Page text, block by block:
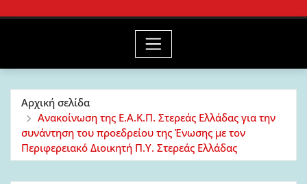
Αρχική σελίδα
Ανακοίνωση της Ε.Α.Κ.Π. Στερεάς Ελλάδας για την
συνάντηση του προεδρείου της Ένωσης με τον
Περιφερειακό Διοικητή Π.Υ. Στερεάς Ελλάδας